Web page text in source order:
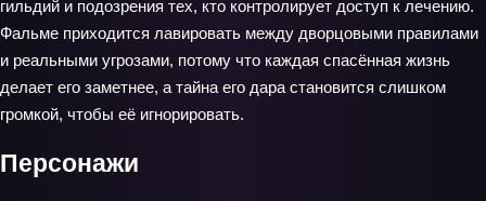
гильдий и подозрения тех, кто контролирует доступ к лечению.
Фальме приходится лавировать между дворцовыми правилами
и реальными угрозами, потому что каждая спасённая жизнь
делает его заметнее, а тайна его дара становится слишком
громкой, чтобы её игнорировать.
Персонажи